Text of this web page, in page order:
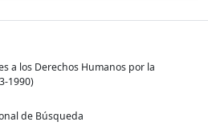
a los Derechos Humanos por la
1990)
de Búsqueda